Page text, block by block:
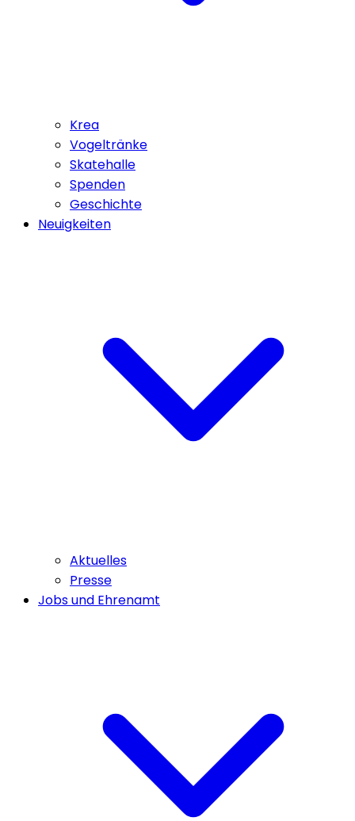
Krea
Vogeltränke
Skatehalle
Spenden
Geschichte
Neuigkeiten
Aktuelles
Presse
Jobs und Ehrenamt